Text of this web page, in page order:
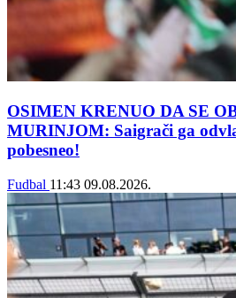
OSIMEN KRENUO DA SE
MURINJOM: Saigrači ga
pobesneo!
Fudbal 11:43 09.08.2026.